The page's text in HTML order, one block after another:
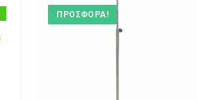
ΠΡΟΣΦΟΡΆ!